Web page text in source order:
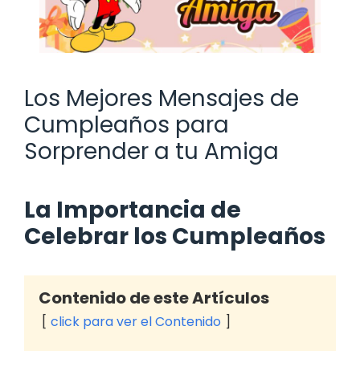
Los Mejores Mensajes de
Cumpleaños para
Sorprender a tu Amiga
La Importancia de
Celebrar los Cumpleaños
Contenido de este Artículos
click para ver el Contenido